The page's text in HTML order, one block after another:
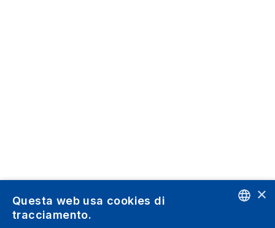
×
Questa web usa cookies di
tracciamento.